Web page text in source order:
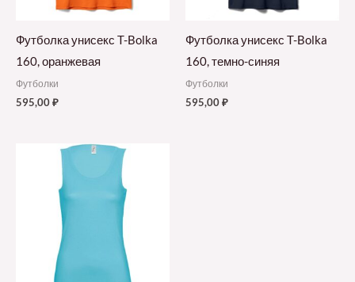
Футболка унисекс T-Bolka
160, оранжевая
Футболки
595,00₽
Футболка унисекс T-Bolka
160, темно-синяя
Футболки
595,00₽